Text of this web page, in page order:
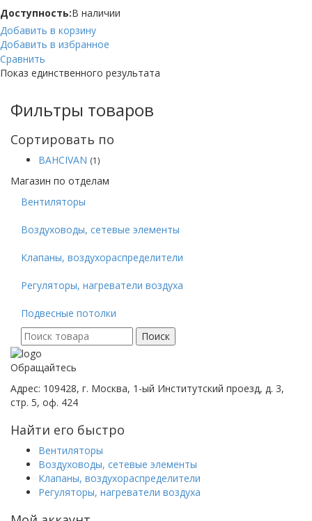
Доступность:В наличии
Добавить в корзину
Добавить в избранное
Сравнить
Показ единственного результата
Фильтры товаров
Сортировать по
BAHCIVAN (1)
Магазин по отделам
Вентиляторы
Воздуховоды, сетевые элементы
Клапаны, воздухораспределители
Регуляторы, нагреватели воздуха
Подвесные потолки
Поиск
для:
Поиск
Обращайтесь
Адрес: 109428, г. Москва, 1-ый Институтский проезд, д. 3,
стр. 5, оф. 424
Найти его быстро
Вентиляторы
Воздуховоды, сетевые элементы
Клапаны, воздухораспределители
Регуляторы, нагреватели воздуха